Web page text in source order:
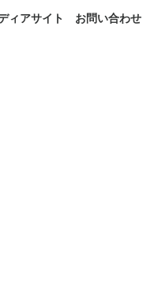
ィアサイト お問い合わせ